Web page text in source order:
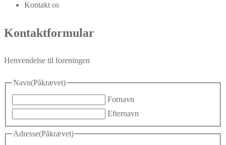
Kontakt os
Kontaktformular
Henvendelse til foreningen
Navn(Påkrævet)
Fornavn
Efternavn
Adresse(Påkrævet)